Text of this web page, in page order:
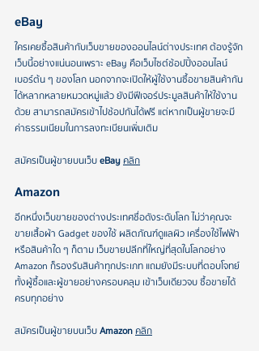
eBay
ใครเคยซื้อสินค้ากับเว็บขายของออนไลน์ต่างประเทศ ต้องรู้จัก
เว็บนี้อย่างแน่นอนเพราะ eBay คือเว็บไซต์ช้อปปิ้งออนไลน์
เบอร์ต้น ๆ ของโลก นอกจากจะเปิดให้ผู้ใช้งานซื้อขายสินค้ากัน
ได้หลากหลายหมวดหมู่แล้ว ยังมีฟีเจอร์ประมูลสินค้าให้ใช้งาน
ด้วย สามารถสมัครเข้าไปช้อปกันได้ฟรี แต่หากเป็นผู้ขายจะมี
ค่าธรรมเนียมในการลงทะเบียนเพิ่มเติม
สมัครเป็นผู้ขายบนเว็บ eBayคลิก
Amazon
อีกหนึ่งเว็บขายของต่างประเทศชื่อดังระดับโลก ไม่ว่าคุณจะ
ขายเสื้อผ้า Gadget ของใช้ ผลิตภัณฑ์ดูแลผิว เครื่องใช้ไฟฟ้า
หรือสินค้าใด ๆ ก็ตาม เว็บขายปลีกที่ใหญ่ที่สุดในโลกอย่าง
Amazon ก็รองรับสินค้าทุกประเภท แถมยังมีระบบที่ตอบโจทย์
ทั้งผู้ซื้อและผู้ขายอย่างครอบคลุม เข้าเว็บเดียวจบ ซื้อขายได้
ครบทุกอย่าง
สมัครเป็นผู้ขายบนเว็บ Amazonคลิก